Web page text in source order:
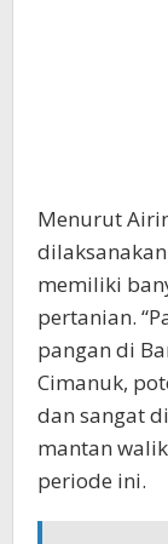
Menurut
memiliki
pertanian.
pangan di
Cimanuk,
dan sangat
mantan
periode ini.